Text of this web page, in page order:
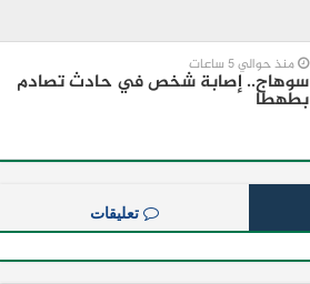
منذ حوالي 5 ساعات
سوهاج.. إصابة شخص في حادث تصادم
بطهطا
تعليقات